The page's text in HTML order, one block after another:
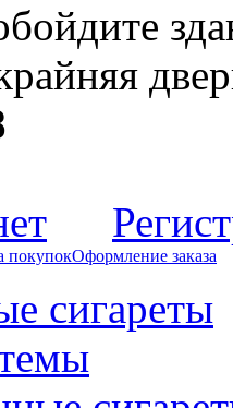
покупокОформление заказа
сигареты